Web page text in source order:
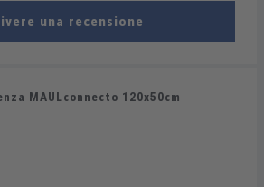
una recensione
MAULconnecto 120x50cm